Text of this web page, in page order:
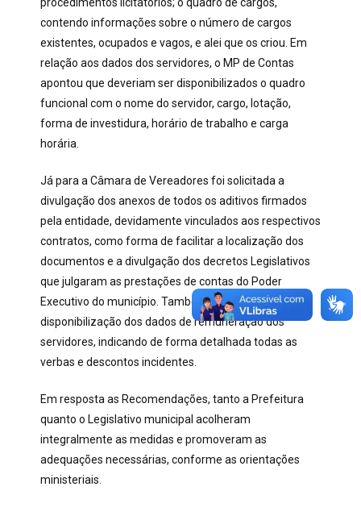
contendo informações sobre o número de cargos
existentes, ocupados e vagos, e alei que os criou. Em
relação aos dados dos servidores, o MP de Contas
apontou que deveriam ser disponibilizados o quadro
funcional com o nome do servidor, cargo, lotação,
forma de investidura, horário de trabalho e carga
horária.
Já para a Câmara de Vereadores foi solicitada a
divulgação dos anexos de todos os aditivos firmados
pela entidade, devidamente vinculados aos respectivos
contratos, como forma de facilitar a localização dos
documentos e a divulgação dos decretos Legislativos
que julgaram as prestações de contas do Poder
Executivo do município. Também foi recomendada a
disponibilização dos dados de remuneração dos
servidores, indicando de forma detalhada todas as
verbas e descontos incidentes.
Em resposta as Recomendações, tanto a Prefeitura
quanto o Legislativo municipal acolheram
integralmente as medidas e promoveram as
adequações necessárias, conforme as orientações
ministeriais.